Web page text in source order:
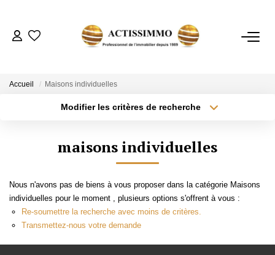
ACHETER
NOTRE AGENCE
CONTACT
Accueil Maisons individuelles
Modifier les critères de recherche
Type de bien
Budget max Plus de critères
maisons individuelles
Nous n'avons pas de biens à vous proposer dans la catégorie Maisons
individuelles pour le moment , plusieurs options s'offrent à vous :
Re-soumettre la recherche avec moins de critères.
Transmettez-nous votre demande